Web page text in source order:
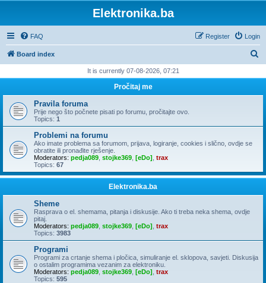
Elektronika.ba
FAQ Login
Register
Board index
r
h
It is currently 07-08-2026, 07:21
Pročitaj me
Pravila foruma
Prije nego što počnete pisati po forumu, pročitajte ovo.
Topics: 1
Problemi na forumu
Ako imate problema sa forumom, prijava, logiranje, cookies i slično, ovdje se
obratite ili pronađite rješenje.
Moderators: pedja089 stojke369 [eDo] trax
Topics: 67
Elektronika.ba
Sheme
Rasprava o el. shemama, pitanja i diskusije. Ako ti treba neka shema, ovdje
pitaj.
Moderators: pedja089 stojke369 [eDo] trax
Topics: 3983
Programi
Programi za crtanje shema i pločica, simuliranje el. sklopova, savjeti. Diskusija
o ostalim programima vezanim za elektroniku.
Moderators: pedja089 stojke369 [eDo] trax
Topics: 595